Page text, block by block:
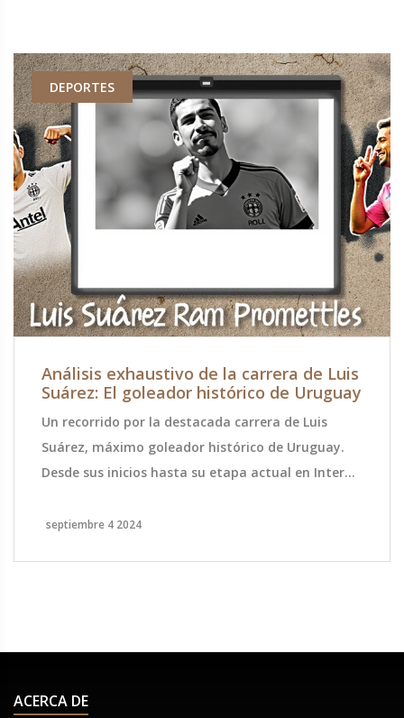
DEPORTES
Análisis exhaustivo de la carrera de Luis
Suárez: El goleador histórico de Uruguay
Un recorrido por la destacada carrera de Luis
Suárez, máximo goleador histórico de Uruguay.
Desde sus inicios hasta su etapa actual en Inter
impacto en el fútbol, tanto a nivel de clubes como
septiembre 4 2024
ACERCA DE